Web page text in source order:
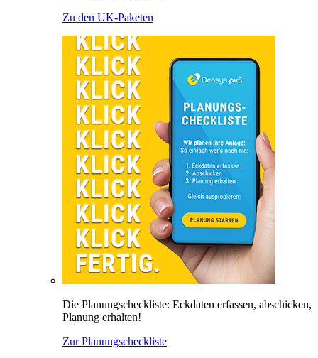
Zu den UK-Paketen
Die Planungscheckliste: Eckdaten erfassen, abschicken,
Planung erhalten!
Zur Planungscheckliste